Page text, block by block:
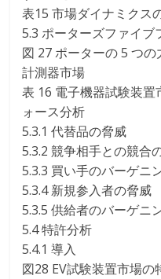
表15 市場ダイナミクス
5.3 ポーターズファイブ
図 27 ポーターの 5 つ
計測器市場
表 16 電子機器試験装
ォース分析
5.3.1 代替品の脅威
5.3.2 競争相手との競合
5.3.3 買い手のバーゲニ
5.3.4 新規参入者の脅威
5.3.5 供給者のバーゲニ
5.4 特許分析
5.4.1 導入
図28 EV試験装置市場